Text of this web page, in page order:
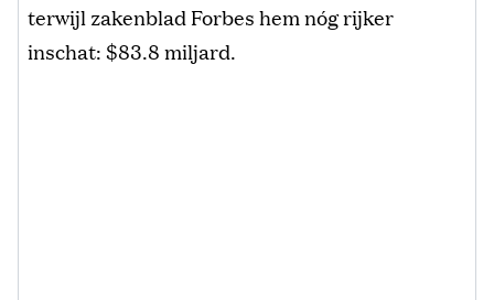
terwijl zakenblad Forbes hem nóg rijker
inschat: $83.8 miljard.